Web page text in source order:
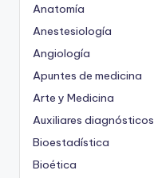
Anatomía
Anestesiología
Angiología
Apuntes de medicina
Arte y Medicina
Auxiliares diagnósticos
Bioestadística
Bioética